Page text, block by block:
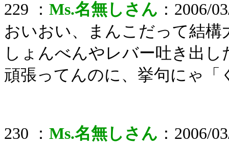
229 ： Ms.名無しさん ：2006/
おいおい、まんこだって結
しょんべんやレバー吐き出
頑張ってんのに、挙句にゃ
230 ： Ms.名無しさん ：2006/